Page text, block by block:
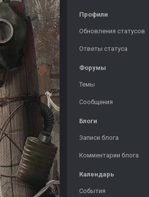
Профили
Обновления статусов
Ответы статуса
Форумы
Темы
Сообщения
Блоги
Записи блога
Комментарии блога
Календарь
События